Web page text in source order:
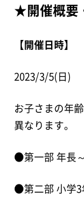
★開催概要
【開催日時】
2023/3/5(日)
お子さまの年
異なります。
●第一部 年長
●第二部 小学3